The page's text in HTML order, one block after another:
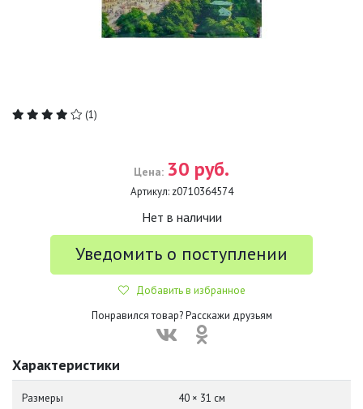
(1)
Цена: 30 руб.
Артикул: z0710364574
Нет в наличии
Уведомить о поступлении
Добавить в избранное
Понравился товар? Расскажи друзьям
Характеристики
Размеры 40 × 31 см